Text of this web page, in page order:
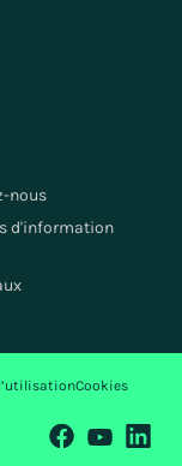
nous
d'information
Cookies